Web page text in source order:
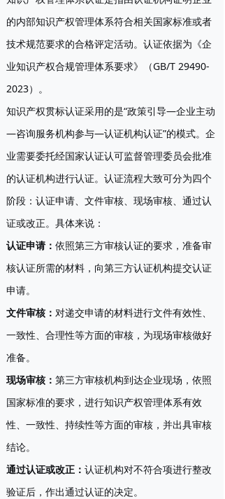
的内部知识产权管理体系符合相关国家标准或者
技术规范要求的合格评定活动。认证依据为《企
业知识产权合规管理体系要求》（GB/T 29490-
2023）。
知识产权贯标认证采用的是“政策引导—企业主动
—咨询服务机构参与—认证机构认证”的模式。企
业需要委托经国家认证认可监督管理委员会批准
的认证机构进行认证。认证流程大致可分为四个
阶段：认证申请、文件审核、现场审核、通过认
证或改正。具体来说：
认证申请： 依照第三方审核认证的要求，准备审
核认证所需的材料，向第三方认证机构提交认证
申请。
文件审核 ： 对递交申请的材料进行文件有效性、
一致性、合理性等方面的审核，为现场审核做好
准备。
现场审核 ： 第三方审核机构到达企业现场，依照
国家标准的要求，进行知识产权管理体系有效
性、一致性、持续性等方面的审核，并出具审核
结论。
通过认证或改正 ： 认证机构对不符合项进行整改
验证后，作出通过认证的决定。